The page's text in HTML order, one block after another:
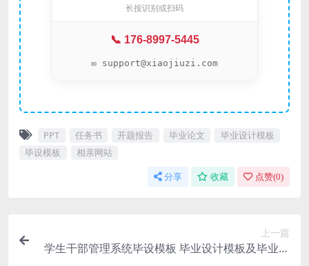
长按识别或扫码
📞 176-8997-5445
✉️ support@xiaojiuzi.com
PPT 任务书 开题报告 毕业论文
毕业设计模板
毕设模板
相亲网站
分享 收藏 点赞(0)
上一篇
学生干部管理系统毕设模板 毕业设计模板及毕业论